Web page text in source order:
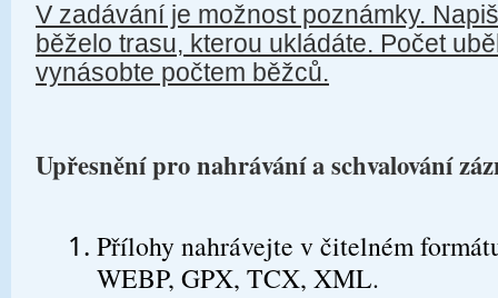
V zadávání je možnost poznámky.
běželo trasu, kterou ukládáte. Počet
vynásobte počtem běžců.
Upřesnění pro nahrávání a schvalování
Přílohy nahrávejte v čitelném
WEBP, GPX, TCX, XML.